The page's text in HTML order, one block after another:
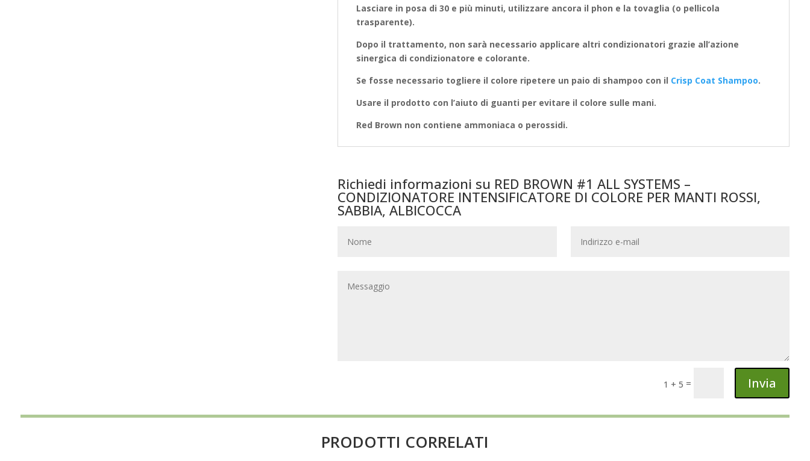
Lasciare in posa di 30 e più minuti, utilizzare ancora il phon e la tovaglia (o pellicola
trasparente).
Dopo il trattamento, non sarà necessario applicare altri condizionatori grazie all’azione
sinergica di condizionatore e colorante.
Se fosse necessario togliere il colore ripetere un paio di shampoo con il Crisp Coat Shampoo.
Usare il prodotto con l’aiuto di guanti per evitare il colore sulle mani.
Red Brown non contiene ammoniaca o perossidi.
Richiedi informazioni su RED BROWN #1 ALL SYSTEMS –
CONDIZIONATORE INTENSIFICATORE DI COLORE PER MANTI ROSSI,
SABBIA, ALBICOCCA
1 + 5 = Invia
PRODOTTI CORRELATI